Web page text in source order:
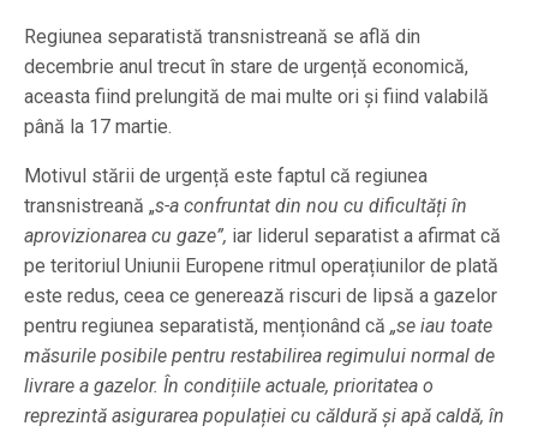
Regiunea separatistă transnistreană se află din
decembrie anul trecut în stare de urgență economică,
aceasta fiind prelungită de mai multe ori și fiind valabilă
până la 17 martie.
Motivul stării de urgență este faptul că regiunea
transnistreană „s-a confruntat din nou cu dificultăți în
aprovizionarea cu gaze”, iar liderul separatist a afirmat că
pe teritoriul Uniunii Europene ritmul operațiunilor de plată
este redus, ceea ce generează riscuri de lipsă a gazelor
pentru regiunea separatistă, menționând că „se iau toate
măsurile posibile pentru restabilirea regimului normal de
livrare a gazelor. În condițiile actuale, prioritatea o
reprezintă asigurarea populației cu căldură și apă caldă, în